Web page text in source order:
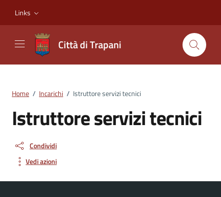
Links
Città di Trapani
Home / Incarichi / Istruttore servizi tecnici
Istruttore servizi tecnici
Condividi
Vedi azioni